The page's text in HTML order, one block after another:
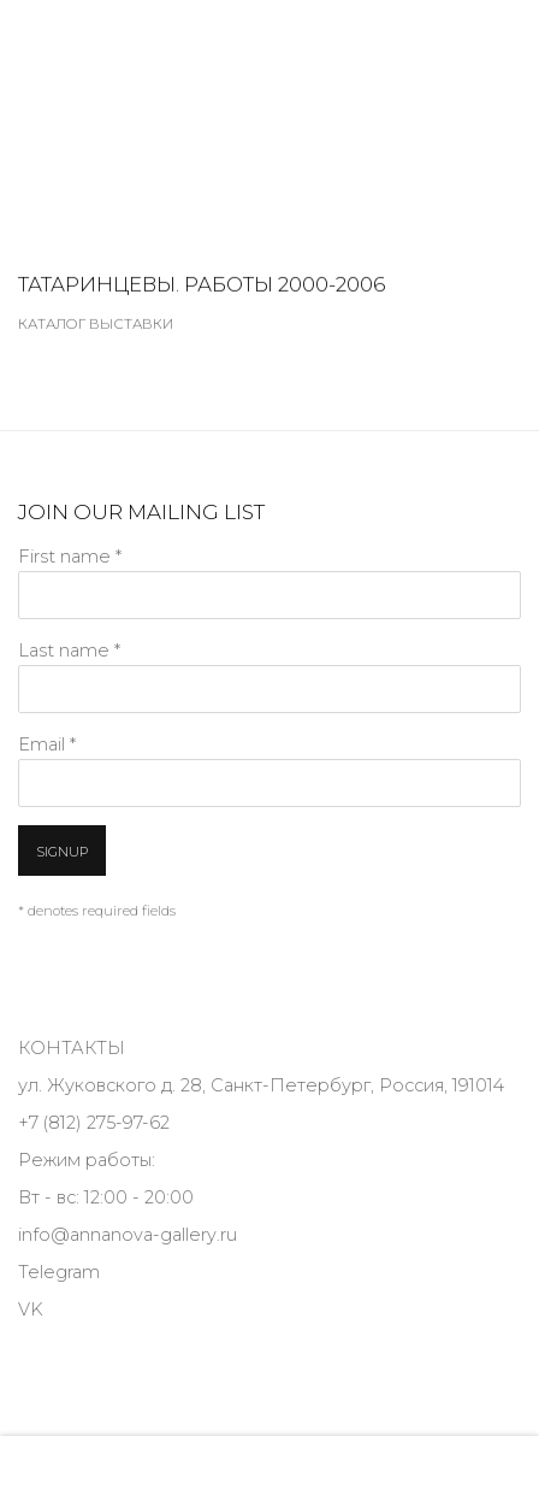
ТАТАРИНЦЕВЫ. РАБОТЫ 2000-2006
КАТАЛОГ ВЫСТАВКИ
JOIN OUR MAILING LIST
First name *
Last name *
Email *
SIGNUP
* denotes required fields
КОНТАКТЫ
ул. Жуковского д. 28, Санкт-Петербург, Россия, 191014
+7 (812) 275-97-62
Режим работы:
Вт - вс: 12:00 - 20:00
info@annanova-gallery.ru
Telegram
VK